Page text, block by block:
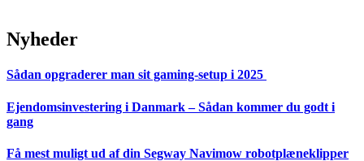
Nyheder
Sådan opgraderer man sit gaming-setup i 2025
Ejendomsinvestering i Danmark – Sådan kommer du godt i
gang
Få mest muligt ud af din Segway Navimow robotplæneklipper